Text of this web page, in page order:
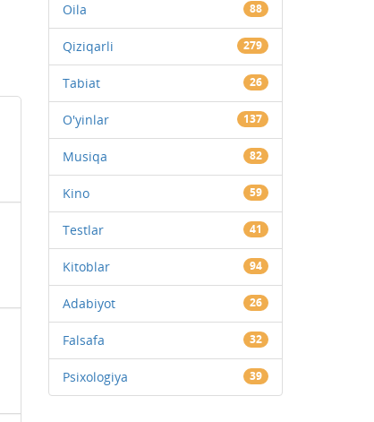
Oila 88
Qiziqarli 279
Tabiat 26
O'yinlar 137
Musiqa 82
Kino 59
Testlar 41
Kitoblar 94
Adabiyot 26
Falsafa 32
Psixologiya 39